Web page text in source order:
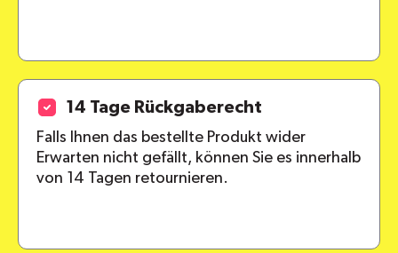
14 Tage Rückgaberecht
Falls Ihnen das bestellte Produkt wider
Erwarten nicht gefällt, können Sie es innerhalb
von 14 Tagen retournieren.